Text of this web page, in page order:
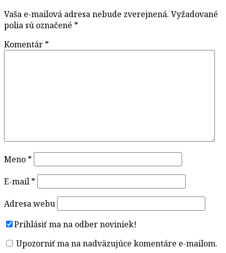
Vaša e-mailová adresa nebude zverejnená. Vyžadované
polia sú označené *
Komentár *
Meno *
E-mail *
Adresa webu
Prihlásiť ma na odber noviniek!
Upozorniť ma na nadväzujúce komentáre e-mailom.